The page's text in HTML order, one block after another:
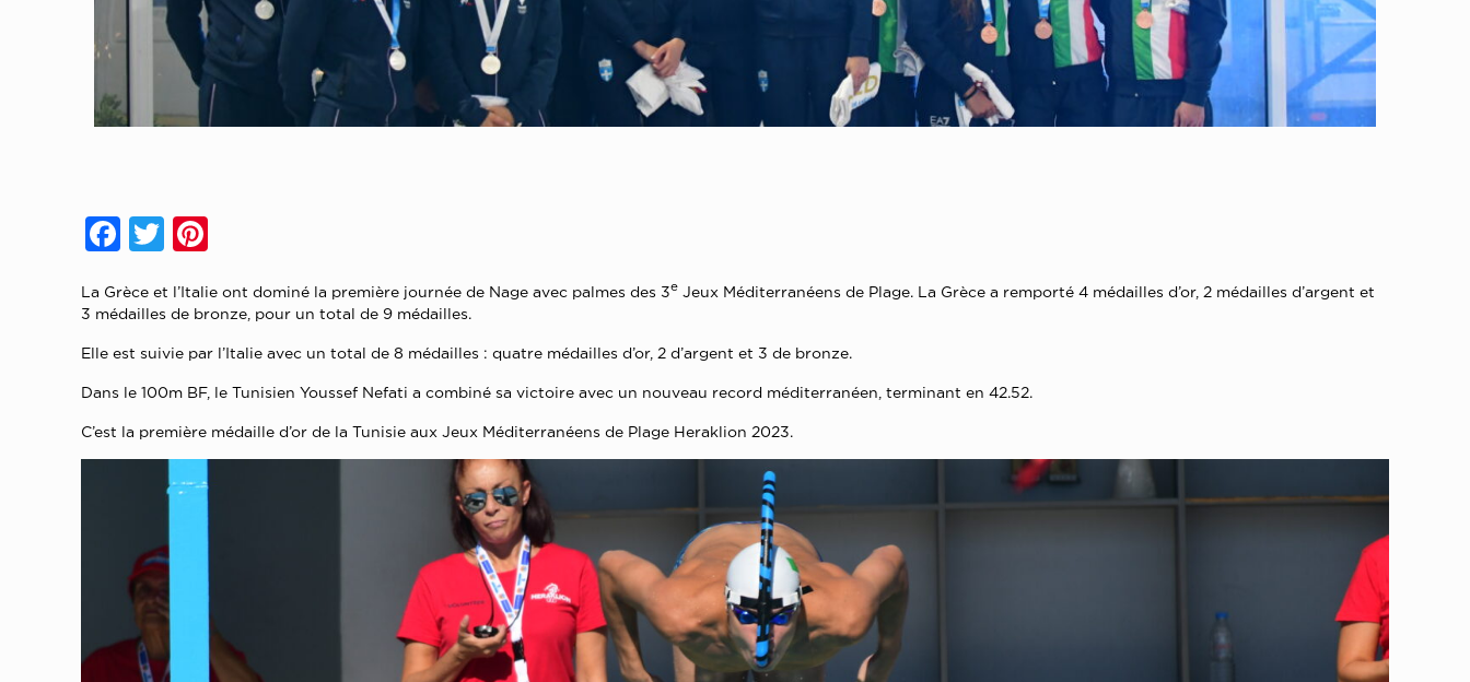
Facebook
Twitter
La Grèce et l’Italie ont dominé la première journée de Nage avec palmes des 3e Jeux Méditerranéens de Plage. La Grèce a remporté 4 médailles d’or, 2 médailles d’argent et
3 médailles de bronze, pour un total de 9 médailles.
Elle est suivie par l’Italie avec un total de 8 médailles : quatre médailles d’or, 2 d’argent et 3 de bronze.
Dans le 100m BF, le Tunisien Youssef Nefati a combiné sa victoire avec un nouveau record méditerranéen, terminant en 42.52.
C’est la première médaille d’or de la Tunisie aux Jeux Méditerranéens de Plage Heraklion 2023.